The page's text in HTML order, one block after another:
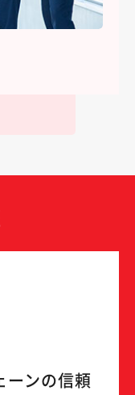
ーンの信頼